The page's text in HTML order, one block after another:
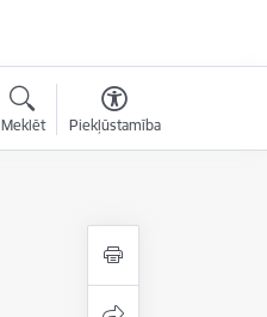
Meklēt Piekļūstamība